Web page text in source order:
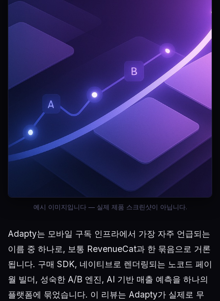
예시 이미지입니다 — 실제 제품 스크린샷이 아닙니다.
Adapty는 모바일 구독 인프라에서 가장 자주 언급되는
이름 중 하나로, 보통 RevenueCat과 한 묶음으로 거론
됩니다. 구매 SDK, 네이티브로 렌더링되는 노코드 페이
월 빌더, 성숙한 A/B 엔진, AI 기반 매출 예측을 하나의
플랫폼에 묶었습니다. 이 리뷰는 Adapty가 실제로 무